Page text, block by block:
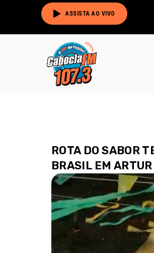
ASSISTA AO VIVO
ROTA DO SABOR
BRASIL EM